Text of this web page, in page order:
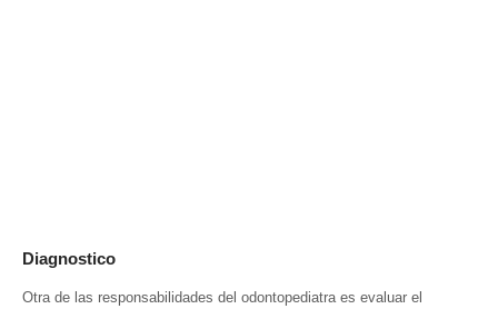
Diagnostico
Otra de las responsabilidades del odontopediatra es evaluar el